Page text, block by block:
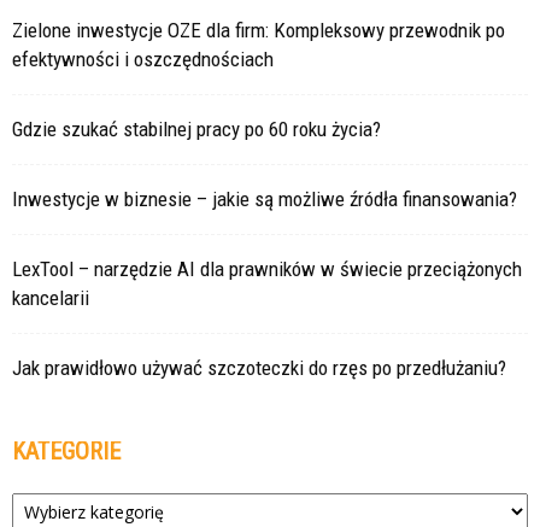
Zielone inwestycje OZE dla firm: Kompleksowy przewodnik po
efektywności i oszczędnościach
Gdzie szukać stabilnej pracy po 60 roku życia?
Inwestycje w biznesie – jakie są możliwe źródła finansowania?
LexTool – narzędzie AI dla prawników w świecie przeciążonych
kancelarii
Jak prawidłowo używać szczoteczki do rzęs po przedłużaniu?
KATEGORIE
Kategorie